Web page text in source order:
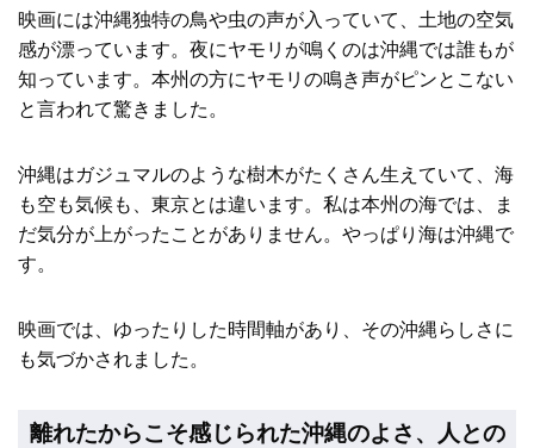
映画には沖縄独特の鳥や虫の声が入っていて、土地の空気
感が漂っています。夜にヤモリが鳴くのは沖縄では誰もが
知っています。本州の方にヤモリの鳴き声がピンとこない
と言われて驚きました。
沖縄はガジュマルのような樹木がたくさん生えていて、海
も空も気候も、東京とは違います。私は本州の海では、ま
だ気分が上がったことがありません。やっぱり海は沖縄で
す。
映画では、ゆったりした時間軸があり、その沖縄らしさに
も気づかされました。
離れたからこそ感じられた沖縄のよさ、人との